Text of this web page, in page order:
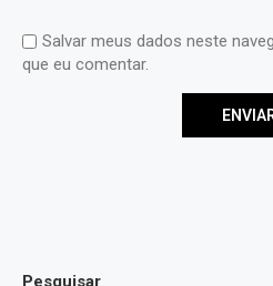
Salvar meus dados neste
que eu comentar.